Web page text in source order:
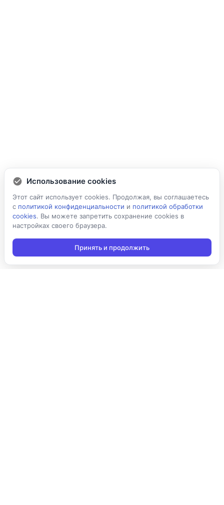
Использование cookies
Этот сайт использует cookies. Продолжая, вы соглашаетесь
с политикой конфиденциальности и политикой обработки
cookies. Вы можете запретить сохранение cookies в
настройках своего браузера.
Принять и продолжить